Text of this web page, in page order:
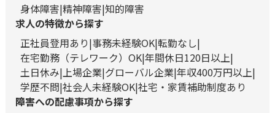
身体障害 精神障害 知的障害
求人の特徴から探す
正社員登用あり 事務未経験OK 転勤なし
在宅勤務（テレワーク）OK 年間休日120日以上
土日休み 上場企業 グローバル企業 年収400万円以上
学歴不問 社会人未経験OK 社宅・家賃補助制度あり
障害への配慮事項から探す